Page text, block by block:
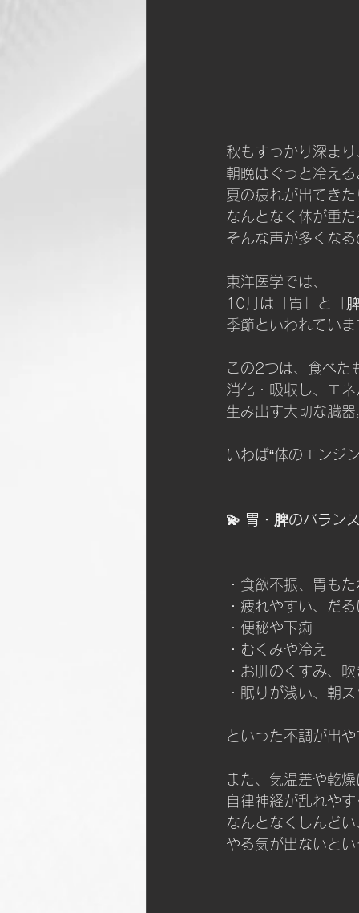
秋もすっかり深まり
朝晩はぐっと冷え
夏の疲れが出てきた
なんとなく体が重
そんな声が多くな
東洋医学では、
10月は「胃」と「
季節といわれていま
この2つは、食べた
消化・吸収し、エ
生み出す大切な臓器
いわば“体のエンジ
💫 胃・脾のバラン
・食欲不振、胃もた
・疲れやすい、だる
・便秘や下痢
・むくみや冷え
・お肌のくすみ、
・眠りが浅い、朝
といった不調が出
また、気温差や乾
自律神経が乱れや
なんとなくしんどい
やる気が出ないと